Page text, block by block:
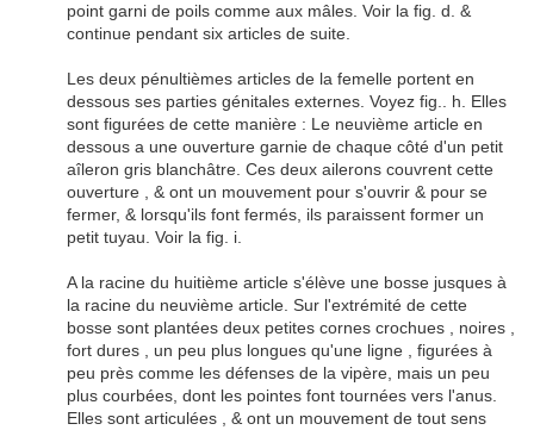
point garni de poils comme aux mâles. Voir la fig. d. &
continue pendant six articles de suite.
Les deux pénultièmes articles de la femelle portent en
dessous ses parties génitales externes. Voyez fig.. h. Elles
sont figurées de cette manière : Le neuvième article en
dessous a une ouverture garnie de chaque côté d'un petit
aîleron gris blanchâtre. Ces deux ailerons couvrent cette
ouverture , & ont un mouvement pour s'ouvrir & pour se
fermer, & lorsqu'ils font fermés, ils paraissent former un
petit tuyau. Voir la fig. i.
A la racine du huitième article s'élève une bosse jusques à
la racine du neuvième article. Sur l'extrémité de cette
bosse sont plantées deux petites cornes crochues , noires ,
fort dures , un peu plus longues qu'une ligne , figurées à
peu près comme les défenses de la vipère, mais un peu
plus courbées, dont les pointes font tournées vers l'anus.
Elles sont articulées , & ont un mouvement de tout sens